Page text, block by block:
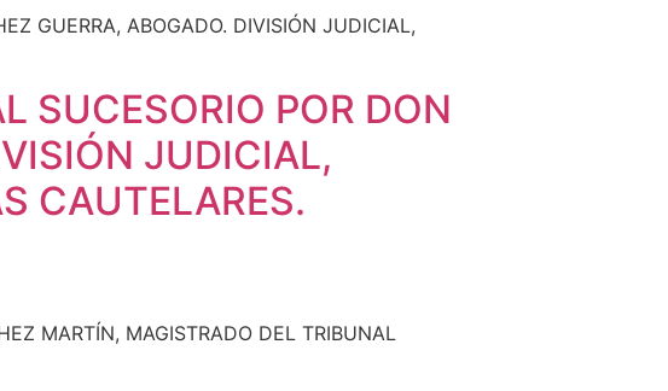
SUCESORIO POR DON
JUDICIAL,
CAUTELARES.